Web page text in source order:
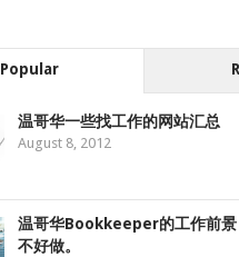
Popular
温哥华一些找工作的网站汇总
August 8, 2012
温哥华Bookkeeper的工作前景
不好做。